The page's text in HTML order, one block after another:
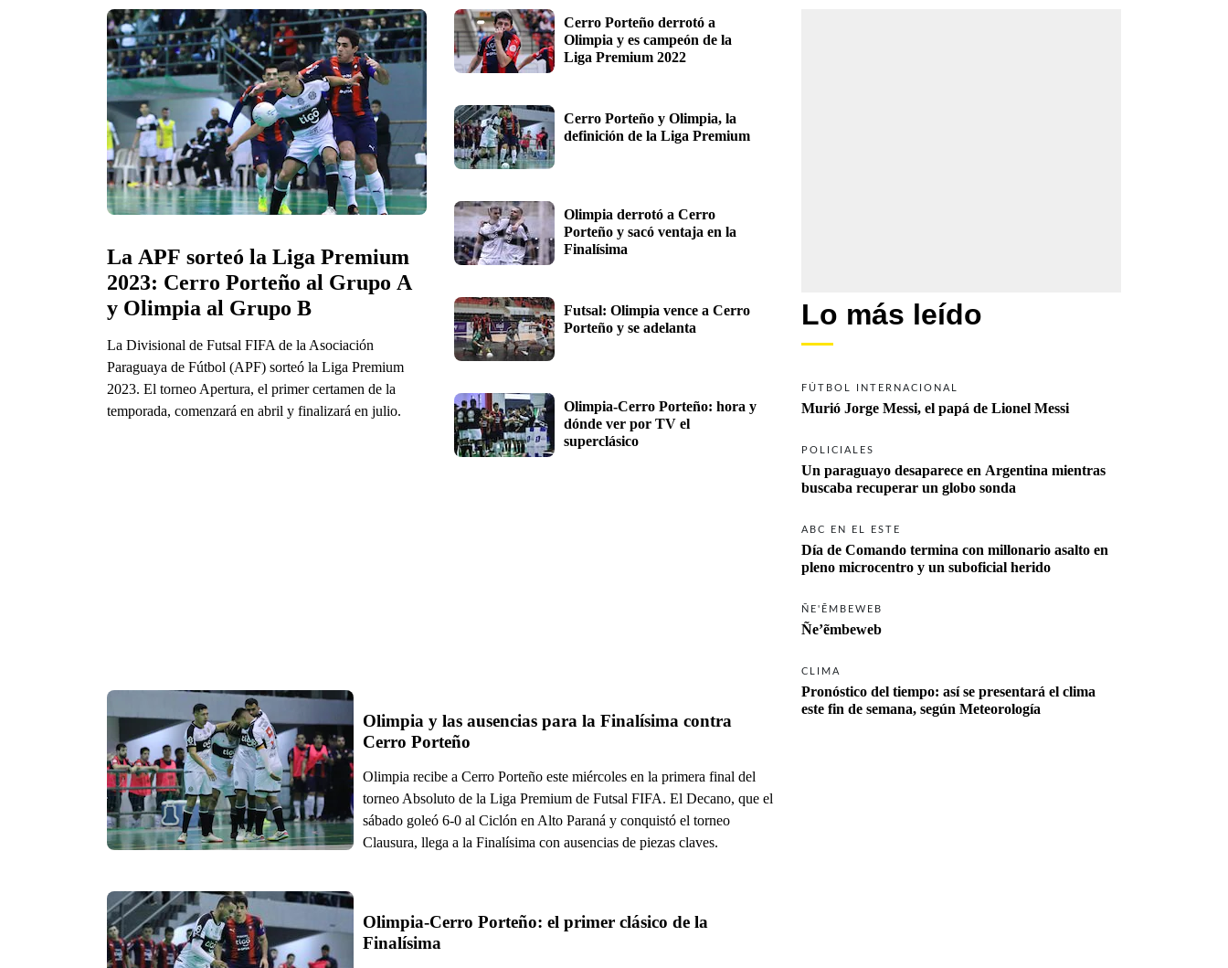
La APF sorteó la Liga Premium
2023: Cerro Porteño al Grupo A
y Olimpia al Grupo B
La Divisional de Futsal FIFA de la Asociación
Paraguaya de Fútbol (APF) sorteó la Liga Premium
2023. El torneo Apertura, el primer certamen de la
temporada, comenzará en abril y finalizará en julio.
Cerro Porteño derrotó a
Olimpia y es campeón de la
Cerro Porteño y Olimpia, la
definición de la Liga Premium
Olimpia derrotó a Cerro
Porteño y sacó ventaja en la
Finalísima
Futsal: Olimpia vence a Cerro
Porteño y se adelanta
Olimpia-Cerro Porteño: hora y
dónde ver por TV el
superclásico
Olimpia y las ausencias para la Finalísima contra
Cerro Porteño
Olimpia recibe a Cerro Porteño este miércoles en la primera final del
torneo Absoluto de la Liga Premium de Futsal FIFA. El Decano, que el
sábado goleó 6-0 al Ciclón en Alto Paraná y conquistó el torneo
Clausura, llega a la Finalísima con ausencias de piezas claves.
Olimpia-Cerro Porteño: el primer clásico de la
Lo más leído
FÚTBOL INTERNACIONAL
Murió Jorge Messi, el papá de Lionel Messi
POLICIALES
Un paraguayo desaparece en Argentina mientras
ABC EN EL ESTE
Día de Comando termina con millonario asalto en
pleno microcentro y un suboficial herido
ÑE'ẼMBEWEB
Ñe’ẽmbeweb
CLIMA
Pronóstico del tiempo: así se presentará el clima
este fin de semana, según Meteorología